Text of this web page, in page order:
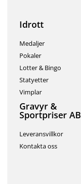
Idrott
Medaljer
Pokaler
Lotter & Bingo
Statyetter
Vimplar
Gravyr &
Sportpriser AB
Leveransvillkor
Kontakta oss